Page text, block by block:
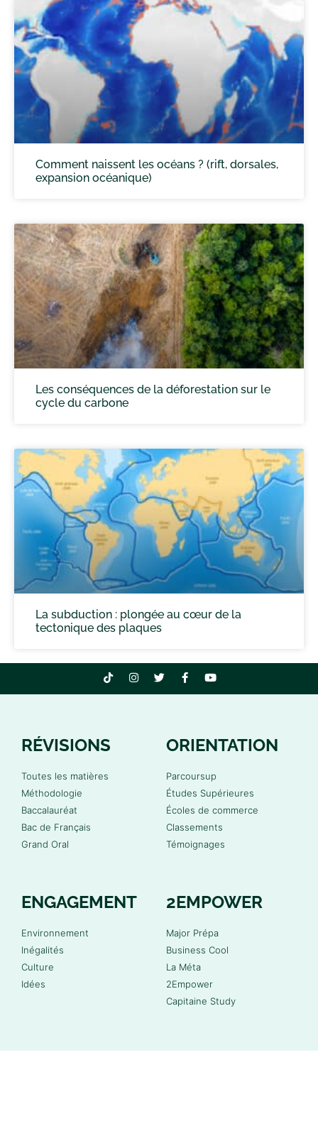
Comment naissent les océans ? (rift, dorsales,
expansion océanique)
Les conséquences de la déforestation sur le
cycle du carbone
La subduction : plongée au cœur de la
tectonique des plaques
RÉVISIONS
Toutes les matières
Méthodologie
Baccalauréat
Bac de Français
Grand Oral
ORIENTATION
Parcoursup
Études Supérieures
Écoles de commerce
Classements
Témoignages
ENGAGEMENT
Environnement
Inégalités
Culture
Idées
2EMPOWER
Major Prépa
Business Cool
La Méta
2Empower
Capitaine Study